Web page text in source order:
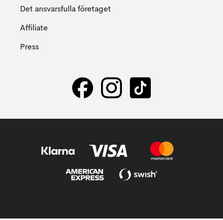
Det ansvarsfulla företaget
Affiliate
Press